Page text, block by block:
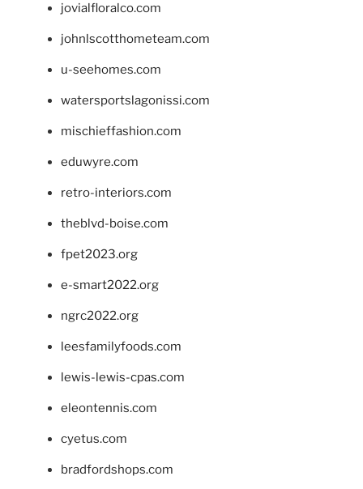
jovialfloralco.com
johnlscotthometeam.com
u-seehomes.com
watersportslagonissi.com
mischieffashion.com
eduwyre.com
retro-interiors.com
theblvd-boise.com
fpet2023.org
e-smart2022.org
ngrc2022.org
leesfamilyfoods.com
lewis-lewis-cpas.com
eleontennis.com
cyetus.com
bradfordshops.com